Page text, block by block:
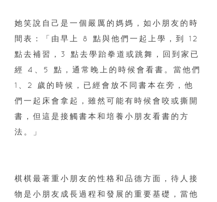
她笑說自己是一個嚴厲的媽媽，如小朋友的時
間表：「由早上 8 點與他們一起上學，到 12
點去補習，3 點去學跆拳道或跳舞，回到家已
經 4、5 點，通常晚上的時候會看書。當他們
1、2 歲的時候，已經會放不同書本在旁，他
們一起床會拿起，雖然可能有時候會咬或撕開
書，但這是接觸書本和培養小朋友看書的方
法。」
棋棋最著重小朋友的性格和品德方面，待人接
物是小朋友成長過程和發展的重要基礎，當他